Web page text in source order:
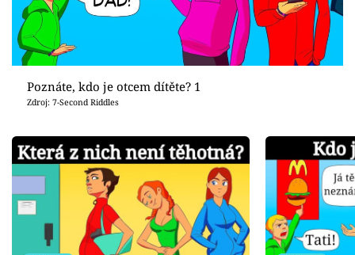
Poznáte, kdo je otcem dítěte? 1
Zdroj: 7-Second Riddles